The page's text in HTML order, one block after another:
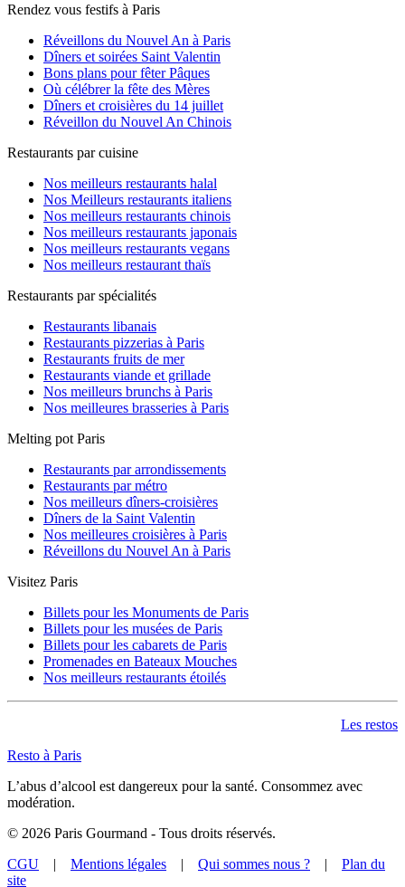
Rendez vous festifs à Paris
Réveillons du Nouvel An à Paris
Dîners et soirées Saint Valentin
Bons plans pour fêter Pâques
Où célébrer la fête des Mères
Dîners et croisières du 14 juillet
Réveillon du Nouvel An Chinois
Restaurants par cuisine
Nos meilleurs restaurants halal
Nos Meilleurs restaurants italiens
Nos meilleurs restaurants chinois
Nos meilleurs restaurants japonais
Nos meilleurs restaurants vegans
Nos meilleurs restaurant thaïs
Restaurants par spécialités
Restaurants libanais
Restaurants pizzerias à Paris
Restaurants fruits de mer
Restaurants viande et grillade
Nos meilleurs brunchs à Paris
Nos meilleures brasseries à Paris
Melting pot Paris
Restaurants par arrondissements
Restaurants par métro
Nos meilleurs dîners-croisières
Dîners de la Saint Valentin
Nos meilleures croisières à Paris
Réveillons du Nouvel An à Paris
Visitez Paris
Billets pour les Monuments de Paris
Billets pour les musées de Paris
Billets pour les cabarets de Paris
Promenades en Bateaux Mouches
Nos meilleurs restaurants étoilés
Les restos
Resto à Paris
L’abus d’alcool est dangereux pour la santé. Consommez avec
modération.
© 2026 Paris Gourmand - Tous droits réservés.
CGU | Mentions légales | Qui sommes nous ? | Plan du
site